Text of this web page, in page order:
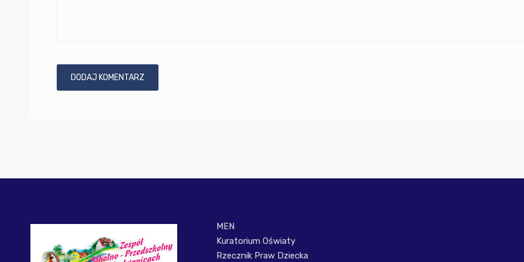
MEN
Kuratorium Oświaty
Rzecznik Praw Dziecka